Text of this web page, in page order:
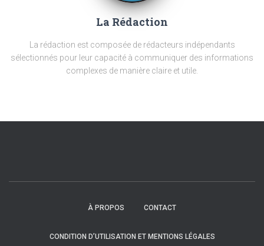
La Rédaction
La rédaction est composée de rédacteurs indépendants
sélectionnés pour leur capacité à communiquer des informations
complexes de manière claire et utile.
À PROPOS CONTACT
CONDITION D’UTILISATION ET MENTIONS LÉGALES